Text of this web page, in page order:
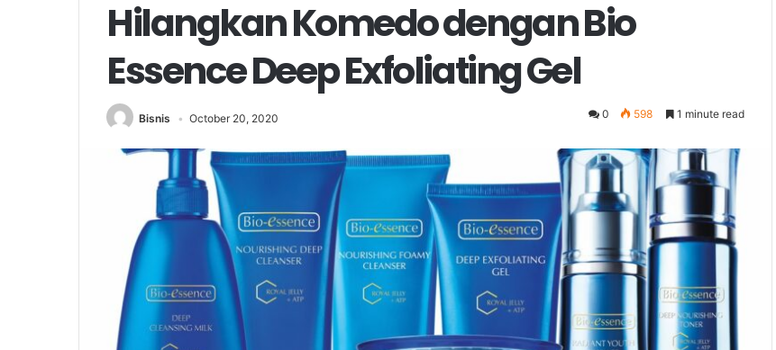
Hilangkan Komedo dengan Bio
Essence Deep Exfoliating Gel
Bisnis October 20, 2020 0 598 1 minute read